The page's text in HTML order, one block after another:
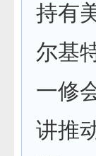
持有
尔基
一修
讲推